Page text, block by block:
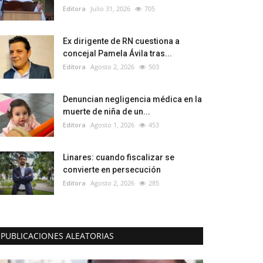
Editora Julio 31, 2026 705
Ex dirigente de RN cuestiona a
concejal Pamela Ávila tras...
Editora Agosto 2, 2026 503
Denuncian negligencia médica en la
muerte de niña de un...
Editora Agosto 1, 2026 453
Linares: cuando fiscalizar se
convierte en persecución
Editora Agosto 2, 2026 285
PUBLICACIONES ALEATORIAS